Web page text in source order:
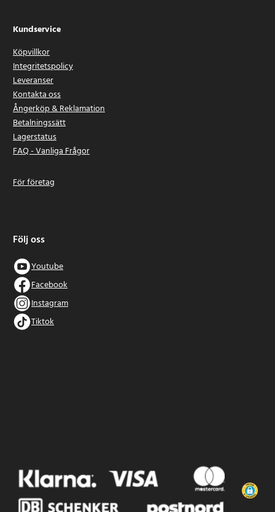
Kundservice
Köpvillkor
Integritetspolicy
Leveranser
Kontakta oss
Ångerköp & Reklamation
Betalningssätt
Lagerstatus
FAQ - Vanliga Frågor
För företag
Följ oss
Youtube
Facebook
Instagram
Tiktok